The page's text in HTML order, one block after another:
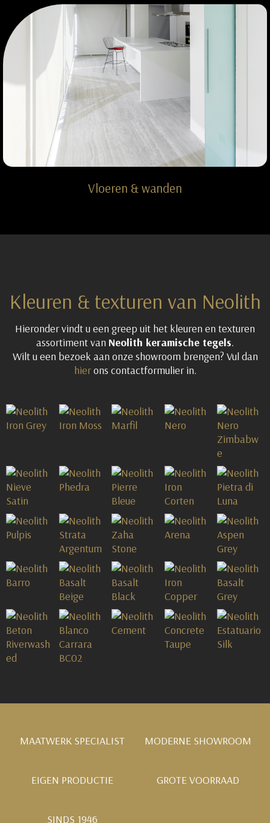
Vloeren & wanden
Kleuren & texturen van Neolith
Hieronder vindt u een greep uit het kleuren en texturen
assortiment van Neolith keramische tegels.
Wilt u een bezoek aan onze showroom brengen? Vul dan
hierons contactformulier in.
MAATWERK SPECIALIST MODERNE SHOWROOM
EIGEN PRODUCTIE GROTE VOORRAAD
SINDS 1946